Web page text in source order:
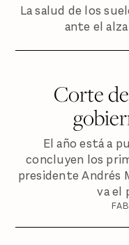
La salud de los
ante el
Corte
El año está a
concluyen los
presidente Andrés
va el